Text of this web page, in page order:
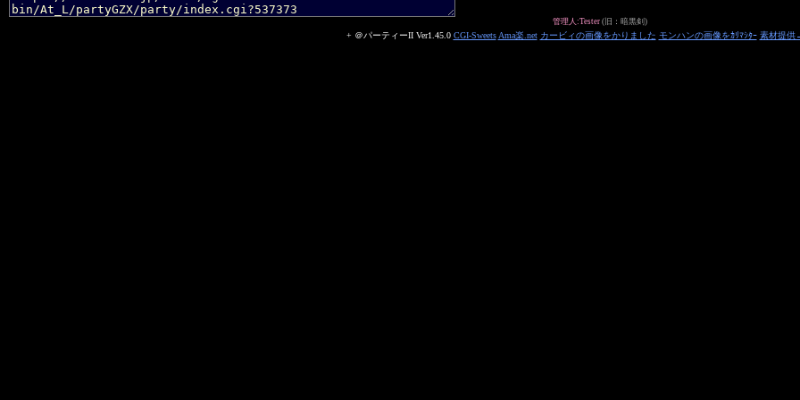
管理人:Tester (旧：暗黒剣)
+ ＠パーティーII Ver1.45.0 CGI-Sweets Ama楽.net カービィの画像をかりました モンハンの画像をｶﾘﾏｼﾀｰ 素材提供